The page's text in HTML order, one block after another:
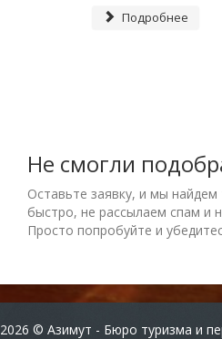
Подробнее
Не смогли
Оставьте заявку, и мы
быстро, не рассылаем спам и
Просто попробуйте и
2026 © Азимут - Бюро туризма и